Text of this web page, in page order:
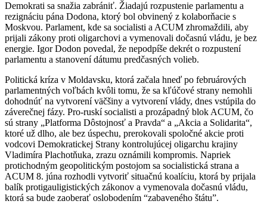
Demokrati sa snažia zabrániť. Žiadajú rozpustenie parlamentu a
rezignáciu pána Dodona, ktorý bol obvinený z kolaborňacie s
Moskvou. Parlament, kde sa socialisti a ACUM zhromaždili, aby
prijali zákony proti oligarchovi a vymenovali dočasnú vládu, je bez
energie. Igor Dodon povedal, že nepodpíše dekrét o rozpustení
parlamentu a stanovení dátumu predčasných volieb.
Politická kríza v Moldavsku, ktorá začala hneď po februárových
parlamentných voľbách kvôli tomu, že sa kľúčové strany nemohli
dohodnúť na vytvorení väčšiny a vytvorení vlády, dnes vstúpila do
záverečnej fázy. Pro-ruskí socialisti a prozápadný blok ACUM, čo
sú strany „Platforma Dôstojnosť a Pravda“ a „Akcia a Solidarita“,
ktoré už dlho, ale bez úspechu, prerokovali spoločné akcie proti
vodcovi Demokratickej Strany kontrolujúcej oligarchu krajiny
Vladimíra Plachotňuka, zrazu oznámili kompromis. Napriek
protichodným geopolitickým postojom sa socialistická strana a
ACUM 8. júna rozhodli vytvoriť situačnú koalíciu, ktorá by prijala
balík protigauligistických zákonov a vymenovala dočasnú vládu,
ktorá sa bude zaoberať oslobodením “zabaveného štátu”.